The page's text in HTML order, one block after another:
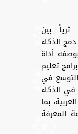
بين
الذكاء
أداة
تعليم
في
في الذكاء
بما
المعرفة